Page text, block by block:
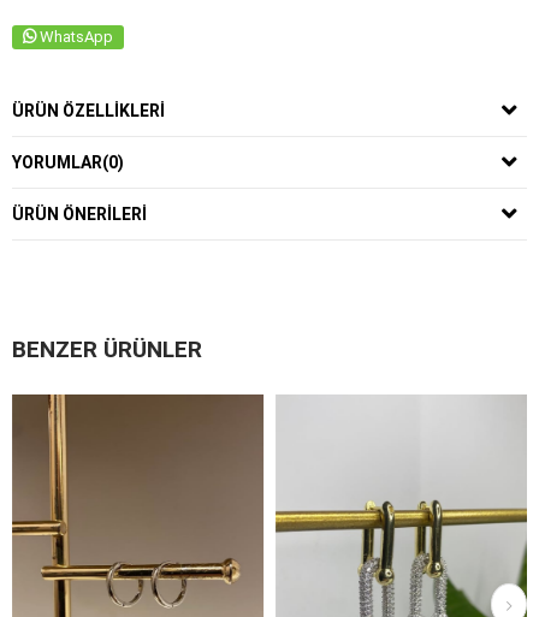
WhatsApp
ÜRÜN ÖZELLIKLERI
YORUMLAR(0)
ÜRÜN ÖNERILERI
BENZER ÜRÜNLER